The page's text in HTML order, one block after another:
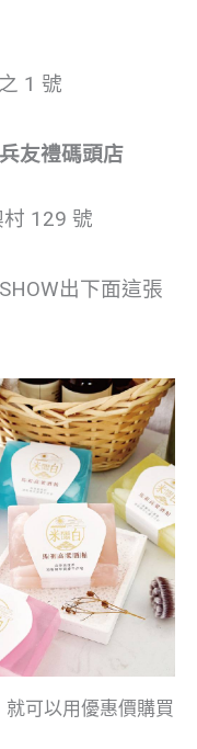
1 號
友禮碼頭店
129 號
出下面這張
可以用優惠價購買